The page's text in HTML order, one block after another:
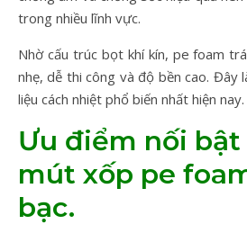
trong nhiều lĩnh vực.
Nhờ cấu trúc bọt khí kín, pe foam
nhẹ, dễ thi công và độ bền cao.
liệu cách nhiệt phổ biến nhất hiện nay.
Ưu điểm nối bật
mút xốp pe
bạc.